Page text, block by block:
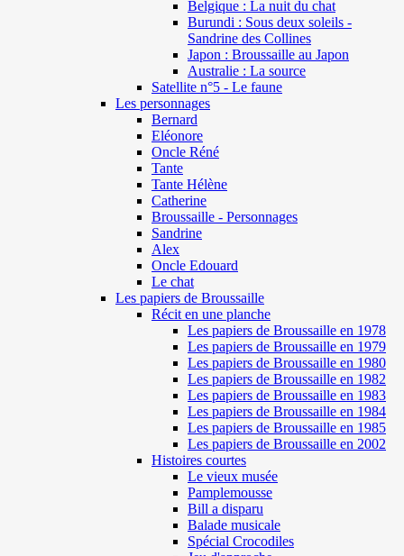
Belgique : La nuit du chat
Burundi : Sous deux soleils -
Sandrine des Collines
Japon : Broussaille au Japon
Australie : La source
Satellite n°5 - Le faune
Les personnages
Bernard
Eléonore
Oncle Réné
Tante
Tante Hélène
Catherine
Broussaille - Personnages
Sandrine
Alex
Oncle Edouard
Le chat
Les papiers de Broussaille
Récit en une planche
Les papiers de Broussaille en 1978
Les papiers de Broussaille en 1979
Les papiers de Broussaille en 1980
Les papiers de Broussaille en 1982
Les papiers de Broussaille en 1983
Les papiers de Broussaille en 1984
Les papiers de Broussaille en 1985
Les papiers de Broussaille en 2002
Histoires courtes
Le vieux musée
Pamplemousse
Bill a disparu
Balade musicale
Spécial Crocodiles